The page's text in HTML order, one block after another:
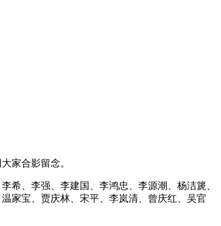
家合影留念。
、李强、李建国、李鸿忠、李源潮、杨洁篪、
家宝、贾庆林、宋平、李岚清、曾庆红、吴官